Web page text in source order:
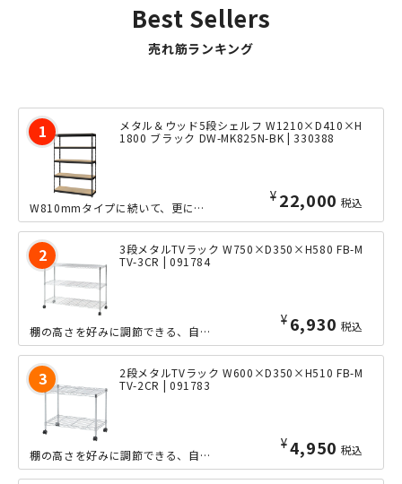
Best Sellers
売れ筋ランキング
メタル＆ウッド5段シェルフ W1210×D410×H
1800 ブラック DW-MK825N-BK | 330388
¥ 22,000 税込
W810mmタイプに続いて、更にワイドなW1210mmサイズのオープンシェルフが...
3段メタルTVラック W750×D350×H580 FB-M
TV-3CR | 091784
¥ 6,930 税込
棚の高さを好みに調節できる、自由度の高いシンプルな3段メタルTVラックです。キャ...
2段メタルTVラック W600×D350×H510 FB-M
TV-2CR | 091783
¥4,950 税込
棚の高さを好みに調節できる、自由度の高いシンプルな2段メタルTVラックです。キャ...